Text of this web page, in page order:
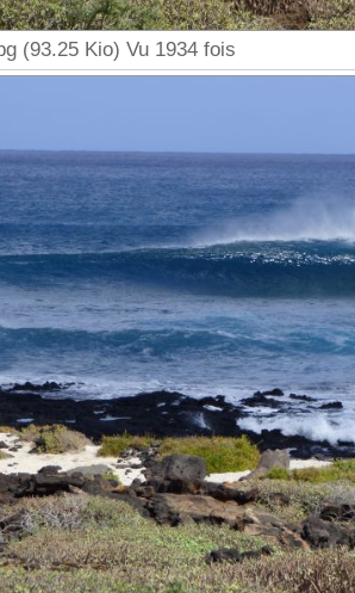
(93.25 Kio) Vu 1934 fois